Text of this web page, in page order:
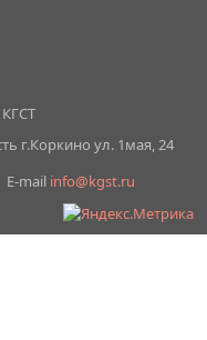
г.Коркино ул. 1мая, 24
E-mail info@kgst.ru